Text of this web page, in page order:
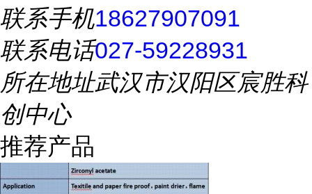
联系手机18627907091
联系电话027-59228931
所在地址武汉市汉阳区宸胜科
创中心
推荐产品